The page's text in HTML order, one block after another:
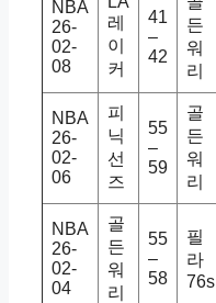
NBA
26-
02-
08
레
이
커
41
–
42
든
워
리
NBA
26-
02-
06
피
닉
선
즈
55
–
59
골
든
워
리
NBA
26-
02-
04
골
든
워
리
55
–
58
필
라
76s